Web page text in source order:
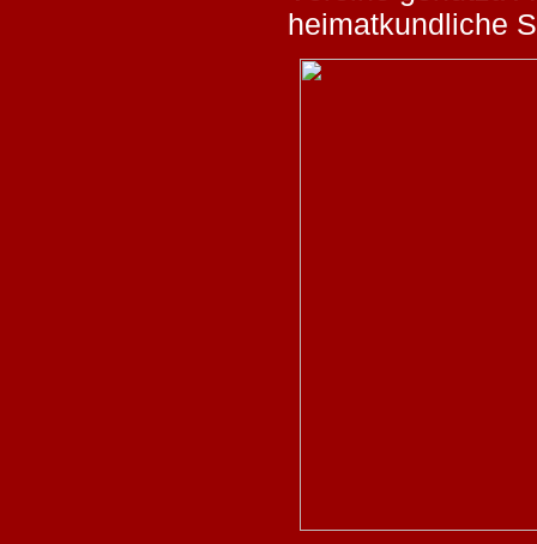
heimatkundliche